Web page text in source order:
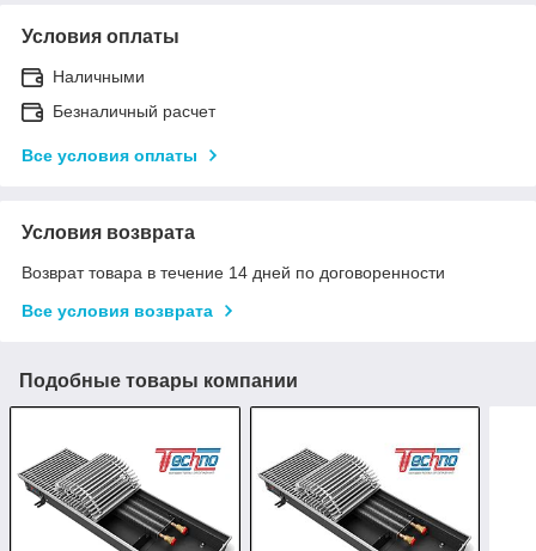
Условия оплаты
Наличными
Безналичный расчет
Все условия оплаты
Условия возврата
Возврат товара в течение 14 дней по договоренности
Все условия возврата
Подобные товары компании